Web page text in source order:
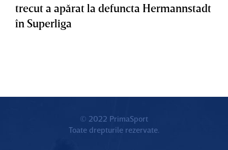
trecut a apărat la defuncta Hermannstadt
în Superliga
© 2022 PrimaSport
Toate drepturile rezervate.